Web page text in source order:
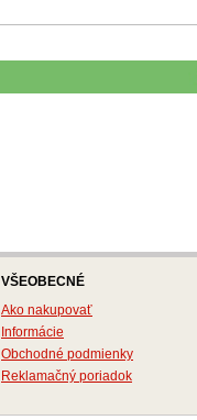
VŠEOBECNÉ
Ako nakupovať
Informácie
Obchodné podmienky
Reklamačný poriadok